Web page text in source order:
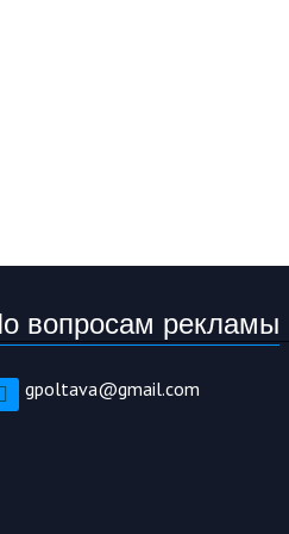
вопросам рекламы
gpoltava@gmail.com